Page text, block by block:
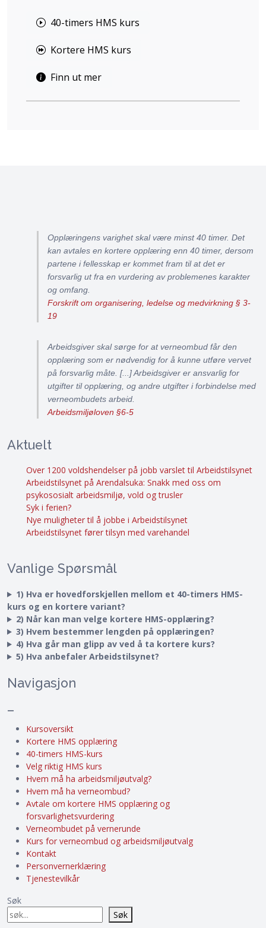
40-timers HMS kurs
Kortere HMS kurs
Finn ut mer
Opplæringens varighet skal være minst 40 timer. Det
kan avtales en kortere opplæring enn 40 timer, dersom
partene i fellesskap er kommet fram til at det er
forsvarlig ut fra en vurdering av problemenes karakter
og omfang.
Forskrift om organisering, ledelse og medvirkning § 3-
19
Arbeidsgiver skal sørge for at verneombud får den
opplæring som er nødvendig for å kunne utføre vervet
på forsvarlig måte. [...] Arbeidsgiver er ansvarlig for
utgifter til opplæring, og andre utgifter i forbindelse med
verneombudets arbeid.
Arbeidsmiljøloven §6-5
Aktuelt
Over 1200 voldshendelser på jobb varslet til Arbeidstilsynet
Arbeidstilsynet på Arendalsuka: Snakk med oss om
psykososialt arbeidsmiljø, vold og trusler
Syk i ferien?
Nye muligheter til å jobbe i Arbeidstilsynet
Arbeidstilsynet fører tilsyn med varehandel
Vanlige Spørsmål
1) Hva er hovedforskjellen mellom et 40-timers HMS-
kurs og en kortere variant?
2) Når kan man velge kortere HMS-opplæring?
3) Hvem bestemmer lengden på opplæringen?
4) Hva går man glipp av ved å ta kortere kurs?
5) Hva anbefaler Arbeidstilsynet?
Navigasjon
–
Kursoversikt
Kortere HMS opplæring
40-timers HMS-kurs
Velg riktig HMS kurs
Hvem må ha arbeidsmiljøutvalg?
Hvem må ha verneombud?
Avtale om kortere HMS opplæring og
forsvarlighetsvurdering
Verneombudet på vernerunde
Kurs for verneombud og arbeidsmiljøutvalg
Kontakt
Personvernerklæring
Tjenestevilkår
Søk
Søk